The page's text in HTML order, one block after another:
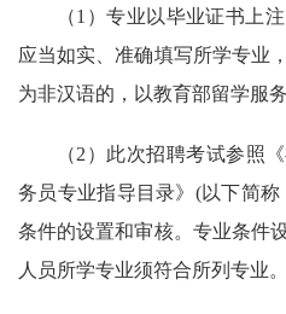
（1）专业以毕业证书上
应当如实、准确填写所学专业
为非汉语的，以教育部留学服
（2）此次招聘考试参照
务员专业指导目录》(以下简
条件的设置和审核。专业条件
人员所学专业须符合所列专业。